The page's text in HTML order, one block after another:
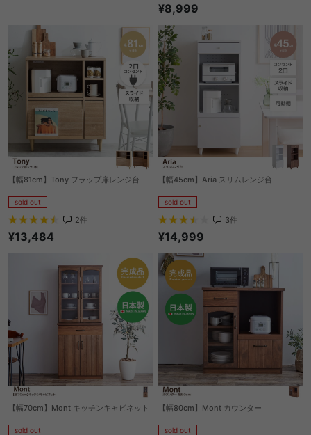
¥8,999
【幅81cm】Tony フラップ扉レンジ台
sold out
2件
¥13,484
【幅45cm】Aria スリムレンジ台
sold out
3件
¥14,999
【幅70cm】Mont キッチンキャビネット
sold out
【幅80cm】Mont カウンター
sold out